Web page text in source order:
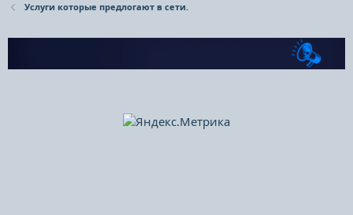
Услуги которые предлогают в сети.